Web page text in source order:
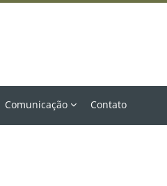
Comunicação Contato